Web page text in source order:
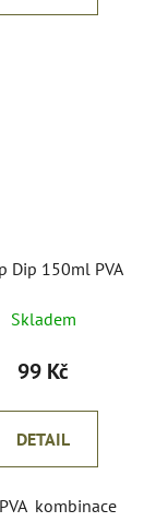
Dip 150ml PVA
Skladem
99 Kč
DETAIL
kombinace